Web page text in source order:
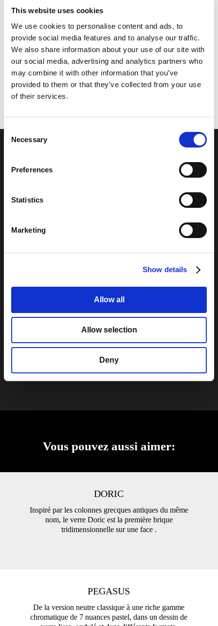
This website uses cookies
We use cookies to personalise content and ads, to
provide social media features and to analyse our traffic.
We also share information about your use of our site with
our social media, advertising and analytics partners who
may combine it with other information that you’ve
provided to them or that they’ve collected from your use
of their services.
Consent
Selection
Necessary
Preferences
Statistics
Marketing
Show details
Allow all
Allow selection
Deny
solide.
Briques de verre plein résistantes aux chocs et testées dans le
commerciales.
Vous pouvez aussi aimer:
DORIC
Inspiré par les colonnes grecques antiques du même
nom, le verre Doric est la première brique
tridimensionnelle sur une face .
PEGASUS
De la version neutre classique à une riche gamme
chromatique de 7 nuances pastel, dans un dessin de